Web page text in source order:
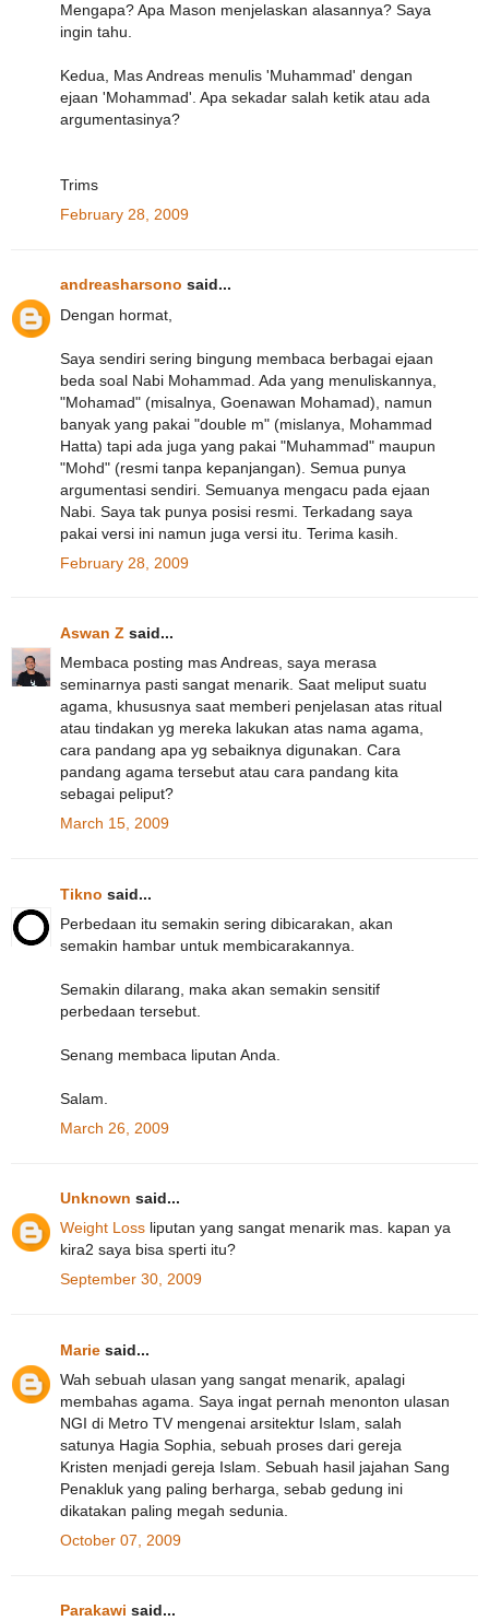
Mengapa? Apa Mason menjelaskan alasannya? Saya
ingin tahu.
Kedua, Mas Andreas menulis 'Muhammad' dengan
ejaan 'Mohammad'. Apa sekadar salah ketik atau ada
argumentasinya?
Trims
February 28, 2009
andreasharsono said...
Dengan hormat,
Saya sendiri sering bingung membaca berbagai ejaan
beda soal Nabi Mohammad. Ada yang menuliskannya,
"Mohamad" (misalnya, Goenawan Mohamad), namun
banyak yang pakai "double m" (mislanya, Mohammad
Hatta) tapi ada juga yang pakai "Muhammad" maupun
"Mohd" (resmi tanpa kepanjangan). Semua punya
argumentasi sendiri. Semuanya mengacu pada ejaan
Nabi. Saya tak punya posisi resmi. Terkadang saya
pakai versi ini namun juga versi itu. Terima kasih.
February 28, 2009
Aswan Z said...
Membaca posting mas Andreas, saya merasa
seminarnya pasti sangat menarik. Saat meliput suatu
agama, khususnya saat memberi penjelasan atas ritual
atau tindakan yg mereka lakukan atas nama agama,
cara pandang apa yg sebaiknya digunakan. Cara
pandang agama tersebut atau cara pandang kita
sebagai peliput?
March 15, 2009
Tikno said...
Perbedaan itu semakin sering dibicarakan, akan
semakin hambar untuk membicarakannya.
Semakin dilarang, maka akan semakin sensitif
perbedaan tersebut.
Senang membaca liputan Anda.
Salam.
March 26, 2009
Unknown said...
Weight Loss liputan yang sangat menarik mas. kapan ya
kira2 saya bisa sperti itu?
September 30, 2009
Marie said...
Wah sebuah ulasan yang sangat menarik, apalagi
membahas agama. Saya ingat pernah menonton ulasan
NGI di Metro TV mengenai arsitektur Islam, salah
satunya Hagia Sophia, sebuah proses dari gereja
Kristen menjadi gereja Islam. Sebuah hasil jajahan Sang
Penakluk yang paling berharga, sebab gedung ini
dikatakan paling megah sedunia.
October 07, 2009
Parakawi said...